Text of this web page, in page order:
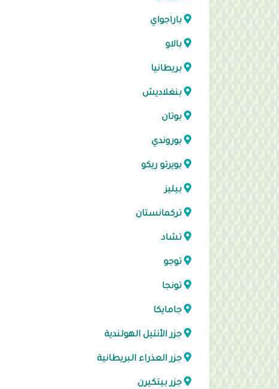
باراجواي
بالاو
بريطانيا
بنغلاديش
بوتان
بوروندي
بويرتو ريكو
بيليز
تركمانستان
تشاد
توجو
تونجا
جامايكا
جزر الأنتيل الهولندية
جزر العذراء البريطانية
جزر بيتكيرن